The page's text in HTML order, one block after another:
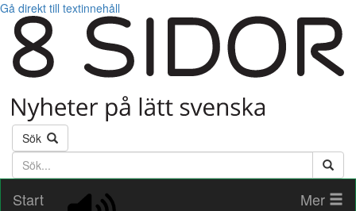
Gå direkt till textinnehåll
Sök
Söktext
Start
Mer